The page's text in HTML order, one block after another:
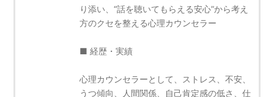
り添い、“話を聴いてもらえる安心”から考え
方のクセを整える心理カウンセラー
■ 経歴・実績
心理カウンセラーとして、ストレス、不安、
うつ傾向、人間関係、自己肯定感の低さ、仕